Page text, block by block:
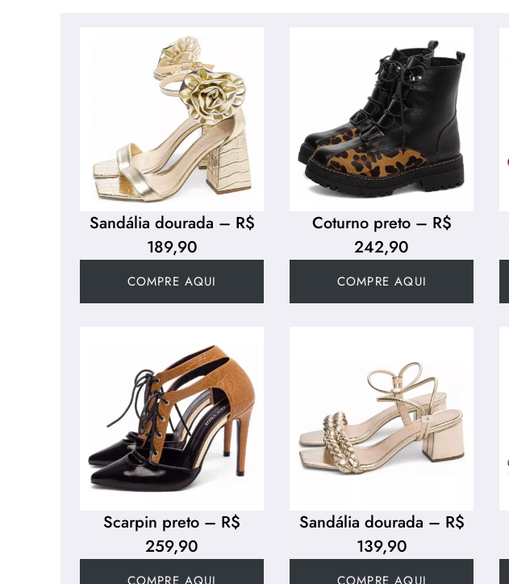
Sandália dourada – R$
189,90
COMPRE AQUI
Coturno preto – R$
242,90
COMPRE AQUI
Scarpin preto – R$
259,90
Sandália dourada – R$
139,90